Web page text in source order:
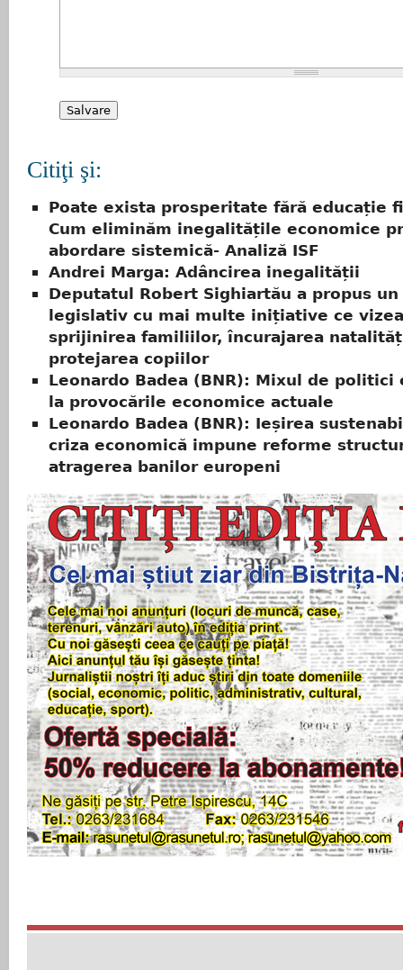
Citiţi şi:
Poate exista prosperitate fără educație
Cum eliminăm inegalitățile economice
abordare sistemică- Analiză ISF
Andrei Marga: Adâncirea inegalității
Deputatul Robert Sighiartău a propus un
legislativ cu mai multe inițiative ce
sprijinirea familiilor, încurajarea
protejarea copiilor
Leonardo Badea (BNR): Mixul de politici
la provocările economice actuale
Leonardo Badea (BNR): Ieșirea
criza economică impune reforme
atragerea banilor europeni